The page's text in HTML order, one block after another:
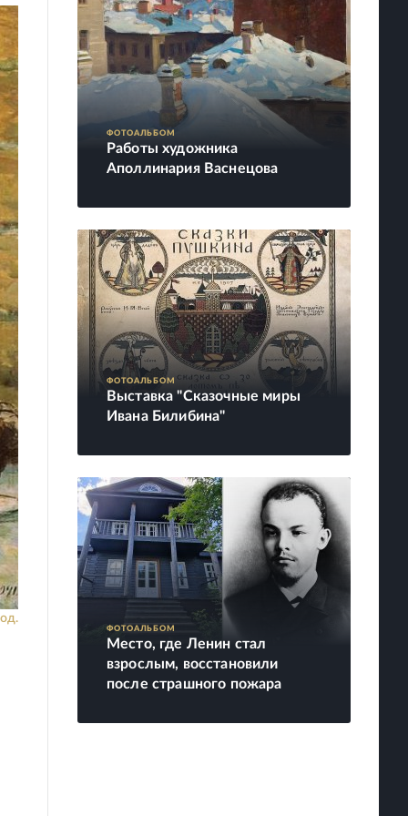
ФОТОАЛЬБОМ
Работы художника
Аполлинария Васнецова
ФОТОАЛЬБОМ
Выставка "Сказочные миры
Ивана Билибина"
ФОТОАЛЬБОМ
Место, где Ленин стал
взрослым, восстановили
после страшного пожара